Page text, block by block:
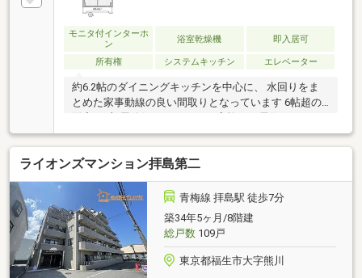
モニタ付インターホ
ン
浴室乾燥機 即入居可
所有権 システムキッチン エレベーター
約6.2帖のダイニングキッチンを中心に、 水回りをま
とめた家事動線の良い間取りとなっています 6帖超の
ん、 在宅ワークや趣味部屋としても活用可能！
ライオンズマンション拝島第二
青梅線 拝島駅 徒歩7分
築34年5ヶ月/8階建
総戸数109戸
東京都福生市大字熊川